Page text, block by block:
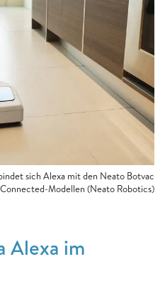
sich Alexa mit den Neato Botvac
Connected-Modellen (Neato Robotics)
Alexa im